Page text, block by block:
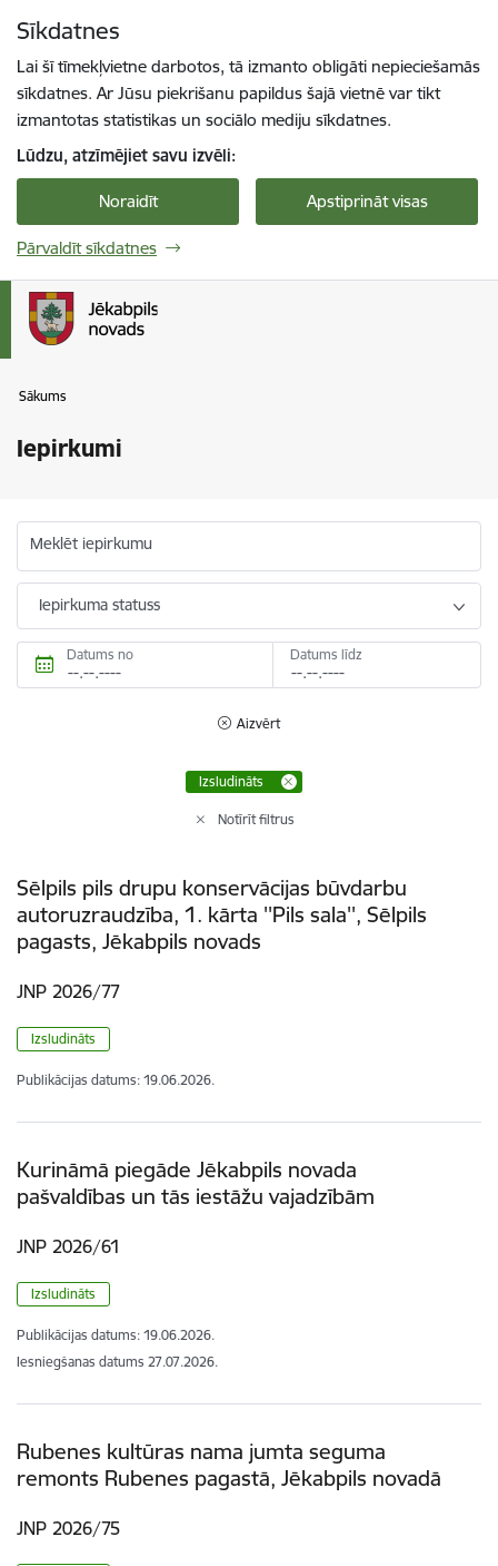
Sīkdatnes
Lai šī tīmekļvietne darbotos, tā izmanto obligāti nepieciešamās
sīkdatnes. Ar Jūsu piekrišanu papildus šajā vietnē var tikt
izmantotas statistikas un sociālo mediju sīkdatnes.
Lūdzu, atzīmējiet savu izvēli:
Noraidīt Apstiprināt visas
Pārvaldīt sīkdatnes
Sākums
Iepirkumi
Meklēt iepirkumu
Iepirkuma statuss
Datums no Datums līdz
Aizvērt
Izsludināts
Notīrīt filtrus
Sēlpils pils drupu konservācijas būvdarbu
autoruzraudzība, 1. kārta ''Pils sala'', Sēlpils
pagasts, Jēkabpils novads
JNP 2026/77
Izsludināts
Publikācijas datums: 19.06.2026.
Kurināmā piegāde Jēkabpils novada
pašvaldības un tās iestāžu vajadzībām
JNP 2026/61
Izsludināts
Publikācijas datums: 19.06.2026.
Iesniegšanas datums 27.07.2026.
Rubenes kultūras nama jumta seguma
remonts Rubenes pagastā, Jēkabpils novadā
JNP 2026/75